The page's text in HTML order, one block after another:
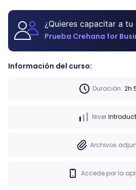
¿Quieres capacitar a tu
Prueba Crehana for
Información del curso:
Duración: 2h
Nivel
Archivos
Accede por la